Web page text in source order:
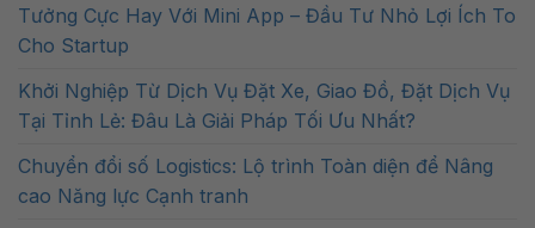
Tưởng Cực Hay Với Mini App – Đầu Tư Nhỏ Lợi Ích To
Cho Startup
Khởi Nghiệp Từ Dịch Vụ Đặt Xe, Giao Đồ, Đặt Dịch Vụ
Tại Tỉnh Lẻ: Đâu Là Giải Pháp Tối Ưu Nhất?
Chuyển đổi số Logistics: Lộ trình Toàn diện để Nâng
cao Năng lực Cạnh tranh